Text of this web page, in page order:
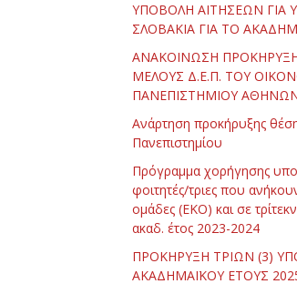
ΥΠΟΒΟΛΗ ΑΙΤΗΣΕΩΝ ΓΙΑ
ΣΛΟΒΑΚΙΑ ΓΙΑ ΤΟ
ΑΝΑΚΟΙΝΩΣΗ
ΜΕΛΟΥΣ Δ.Ε.Π. ΤΟΥ
ΠΑΝΕΠΙΣΤΗΜΙΟΥ
Ανάρτηση προκήρυξης
Πανεπιστημίου
Πρόγραμμα χορήγησης
φοιτητές/τριες που
ομάδες (ΕΚΟ) και σε
ακαδ. έτος 2023-2024
ΠΡΟΚΗΡΥΞΗ ΤΡΙΩΝ (3)
ΑΚΑΔΗΜΑΪΚΟΥ ΕΤΟΥΣ